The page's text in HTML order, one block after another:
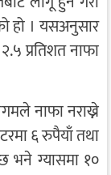
हो । यसअनुसार
प्रतिशत नाफा
नाफा नराख्ने
६ रुपैयाँ तथा
भने ग्यासमा १०